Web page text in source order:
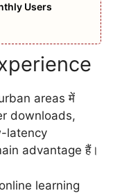
Users
areas में
downloads,
latency
advantage हैं।
learning